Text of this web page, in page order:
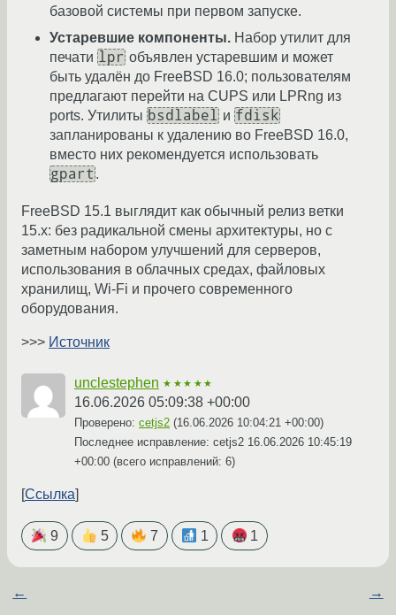
базовой системы при первом запуске.
Устаревшие компоненты. Набор утилит для
печати lpr объявлен устаревшим и может
быть удалён до FreeBSD 16.0; пользователям
предлагают перейти на CUPS или LPRng из
ports. Утилиты bsdlabel и fdisk
запланированы к удалению во FreeBSD 16.0,
вместо них рекомендуется использовать
gpart .
FreeBSD 15.1 выглядит как обычный релиз ветки
15.x: без радикальной смены архитектуры, но с
заметным набором улучшений для серверов,
использования в облачных средах, файловых
хранилищ, Wi-Fi и прочего современного
оборудования.
>>> Источник
unclestephen ★★★★★
16.06.2026 05:09:38 +00:00
Проверено: cetjs2 (16.06.2026 10:04:21 +00:00)
Последнее исправление: cetjs2 16.06.2026 10:45:19
+00:00 (всего исправлений: 6)
Ссылка
9 5 7 1 1
← →